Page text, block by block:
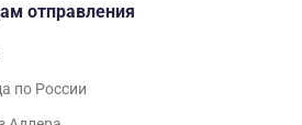
отправления
по России